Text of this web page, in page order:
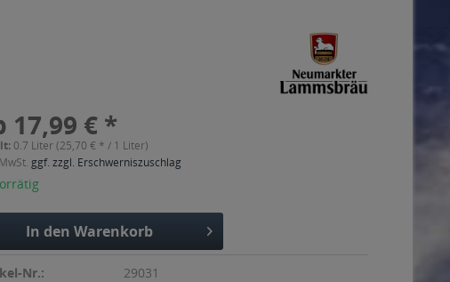
17,99 € *
0.7 Liter (25,70 € * / 1 Liter)
ggf. zzgl. Erschwerniszuschlag
In den Warenkorb
Nr.:
29031